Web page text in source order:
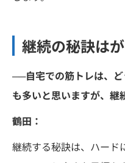
継続の秘訣は
──自宅での筋トレは、
も多いと思いますが、継
鶴田：
継続する秘訣は、ハード